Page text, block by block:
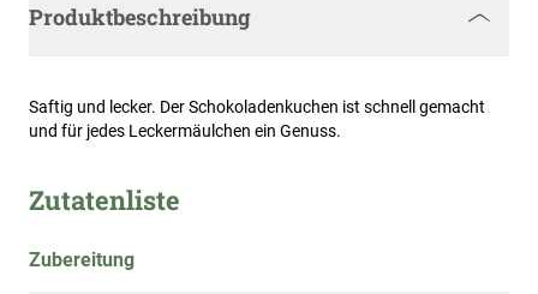
Produktbeschreibung
Saftig und lecker. Der Schokoladenkuchen ist schnell gemacht
und für jedes Leckermäulchen ein Genuss.
Zutatenliste
Zubereitung